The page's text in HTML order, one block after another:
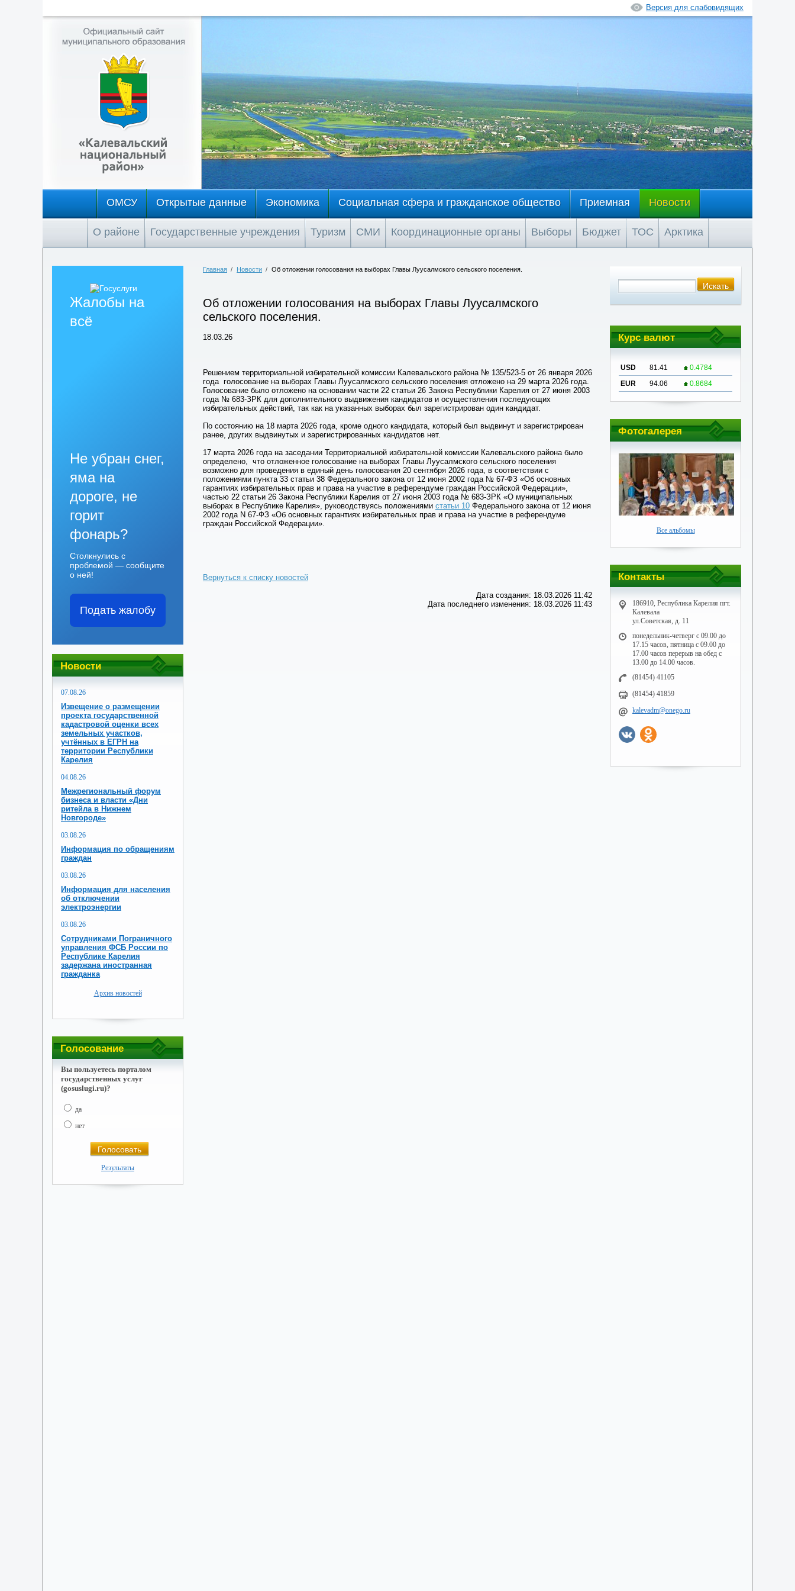
Версия для слабовидящих
ОМСУ Открытые данные Экономика Социальная сфера и гражданское общество Приемная Новости
О районе Государственные учреждения Туризм СМИ Координационные органы Выборы Бюджет ТОС Арктика
Жалобы на
всё
Не убран снег,
яма на
дороге, не
горит
фонарь?
Столкнулись с
проблемой — сообщите
о ней!
Подать жалобу
Новости
07.08.26
Извещение о размещении
проекта государственной
кадастровой оценки всех
земельных участков,
учтённых в ЕГРН на
территории Республики
Карелия
04.08.26
Межрегиональный форум
бизнеса и власти «Дни
ритейла в Нижнем
Новгороде»
03.08.26
Информация по обращениям
граждан
03.08.26
Информация для населения
об отключении
электроэнергии
03.08.26
Сотрудниками Пограничного
управления ФСБ России по
Республике Карелия
задержана иностранная
гражданка
Архив новостей
Голосование
Вы пользуетесь порталом
государственных услуг
(gosuslugi.ru)?
да
нет
Результаты
Главная / Новости / Об отложении голосования на выборах Главы Луусалмского сельского поселения.
Об отложении голосования на выборах Главы Луусалмского
сельского поселения.
18.03.26
Решением территориальной избирательной комиссии Калевальского района № 135/523-5 от 26 января 2026
года голосование на выборах Главы Луусалмского сельского поселения отложено на 29 марта 2026 года.
Голосование было отложено на основании части 22 статьи 26 Закона Республики Карелия от 27 июня 2003
года № 683-ЗРК для дополнительного выдвижения кандидатов и осуществления последующих
избирательных действий, так как на указанных выборах был зарегистрирован один кандидат.
По состоянию на 18 марта 2026 года, кроме одного кандидата, который был выдвинут и зарегистрирован
ранее, других выдвинутых и зарегистрированных кандидатов нет.
17 марта 2026 года на заседании Территориальной избирательной комиссии Калевальского района было
определено, что отложенное голосование на выборах Главы Луусалмского сельского поселения
возможно для проведения в единый день голосования 20 сентября 2026 года, в соответствии с
положениями пункта 33 статьи 38 Федерального закона от 12 июня 2002 года № 67-ФЗ «Об основных
гарантиях избирательных прав и права на участие в референдуме граждан Российской Федерации»,
частью 22 статьи 26 Закона Республики Карелия от 27 июня 2003 года № 683-ЗРК «О муниципальных
выборах в Республике Карелия», руководствуясь положениями статьи 10 Федерального закона от 12 июня
2002 года N 67-ФЗ «Об основных гарантиях избирательных прав и права на участие в референдуме
граждан Российской Федерации».
Вернуться к списку новостей
Дата создания: 18.03.2026 11:42
Дата последнего изменения: 18.03.2026 11:43
Курс валют
USD 81.41
0.4784
EUR
94.06 0.8684
Фотогалерея
Все альбомы
Контакты
186910, Республика Карелия пгт.
Калевала
ул.Советская, д. 11
понедельник-четверг с 09.00 до
17.15 часов, пятница с 09.00 до
17.00 часов перерыв на обед с
13.00 до 14.00 часов.
(81454) 41105
(81454) 41859
kalevadm@onego.ru